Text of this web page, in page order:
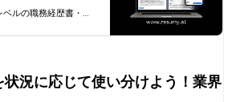
と職務要約例
経歴書・履歴
ルの職務経歴書・履
況に応じて使い分けよう！業界